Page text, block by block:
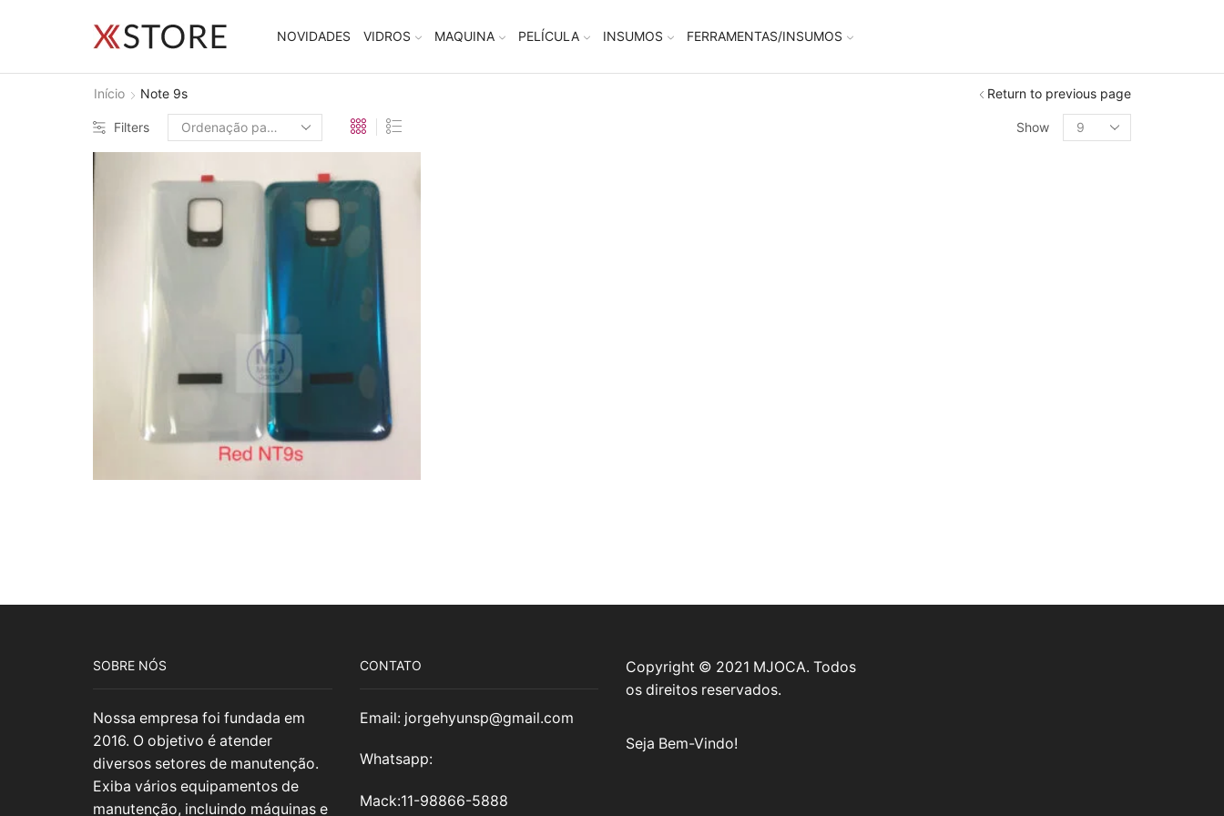
NOVIDADES VIDROS MAQUINA PELÍCULA INSUMOS FERRAMENTAS/INSUMOS
Início Note 9s Return to previous page
Filters Show
SOBRE NÓS
Nossa empresa foi fundada em
2016. O objetivo é atender
diversos setores de manutenção.
Exiba vários equipamentos de
manutenção, incluindo máquinas e
CONTATO
Email: jorgehyunsp@gmail.com
Whatsapp:
Mack:11-98866-5888
Copyright © 2021 MJOCA. Todos
os direitos reservados.
Seja Bem-Vindo!